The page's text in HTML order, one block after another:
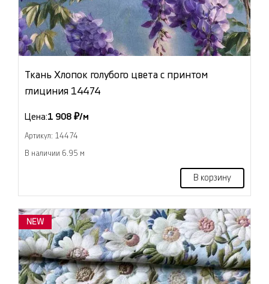
Ткань Хлопок голубого цвета с принтом
глициния 14474
Цена:1 908 ₽/м
Артикул: 14474
В наличии 6.95 м
В корзину
NEW